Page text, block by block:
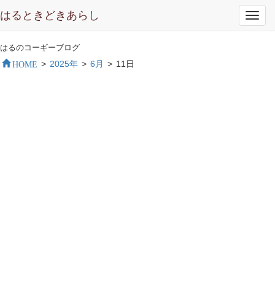
はるときどきあらし
はるのコーギーブログ
HOME > 2025年 > 6月 > 11日